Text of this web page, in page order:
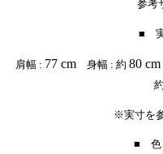
参考
■
肩幅 : 77 cm身幅 : 約 80cm
約
※実寸を
■